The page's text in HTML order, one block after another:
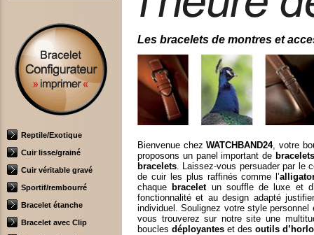
Reptile/Exotique
Cuir lisse/grainé
Cuir véritable gravé
Sportif/rembourré
Bracelet étanche
Bracelet avec Clip
Les bracelets de montres et
Bienvenue chezWATCHBAND24, votre
proposons un panel important de
bracelets. Laissez-vous persuader par le
de cuir les plus raffinés comme l’
chaque braceletun souffle de luxe et
fonctionnalité et au design adapté
individuel. Soulignez votre style
vous trouverez sur notre site une
boucles déployantes et des outils